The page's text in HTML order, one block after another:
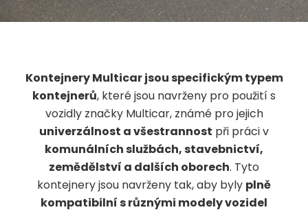
Kontejnery Multicar jsou specifickým typem
kontejnerů, které jsou navrženy pro použití s
vozidly značky Multicar, známé pro jejich
univerzálnost a všestrannost při práci v
komunálních službách, stavebnictví,
zemědělství a dalších oborech. Tyto
kontejnery jsou navrženy tak, aby byly plně
kompatibilní s různými modely vozidel